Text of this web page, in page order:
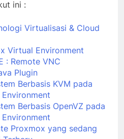
ini :
Virtualisasi & Cloud
Virtual Environment
: Remote VNC
Plugin
Berbasis KVM pada
Berbasis OpenVZ pada
Proxmox yang sedang